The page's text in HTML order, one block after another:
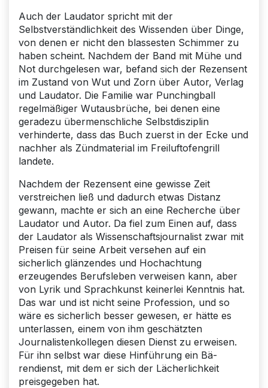
Auch der Laudator spricht mit der
Selbstverständlichkeit des Wissenden über Dinge,
von denen er nicht den blassesten Schimmer zu
haben scheint. Nachdem der Band mit Mühe und
Not durchgelesen war, befand sich der Rezensent
im Zustand von Wut und Zorn über Autor, Verlag
und Laudator. Die Familie war Punchingball
regelmäßiger Wutausbrüche, bei denen eine
geradezu übermenschliche Selbstdisziplin
verhinderte, dass das Buch zuerst in der Ecke und
nachher als Zündmaterial im Freiluftofengrill
landete.
Nachdem der Rezensent eine gewisse Zeit
verstreichen ließ und dadurch etwas Distanz
gewann, machte er sich an eine Recherche über
Laudator und Autor. Da fiel zum Einen auf, dass
der Laudator als Wissenschaftsjournalist zwar mit
Preisen für seine Arbeit versehen auf ein
sicherlich glänzendes und Hochachtung
erzeugendes Berufsleben verweisen kann, aber
von Lyrik und Sprachkunst keinerlei Kenntnis hat.
Das war und ist nicht seine Profession, und so
wäre es sicherlich besser gewesen, er hätte es
unterlassen, einem von ihm geschätzten
Journalistenkollegen diesen Dienst zu erweisen.
Für ihn selbst war diese Hinführung ein Bä-
rendienst, mit dem er sich der Lächerlichkeit
preisgegeben hat.